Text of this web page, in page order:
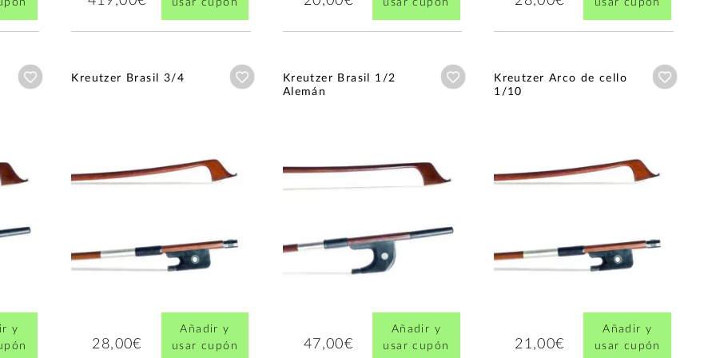
usar cupón
usar cupón
usar cupón
Añadir a wishlist
y
Kreutzer Brasil 3/4 Añadir a wishlist
28,00€
Añadir y
usar cupón
Kreutzer Brasil 1/2
Alemán
Añadir a wishlist
47,00€
Añadir y
usar cupón
Kreutzer Arco de cello
1/10
21,00€
Añadir y
usar cupón